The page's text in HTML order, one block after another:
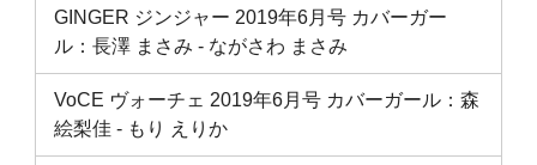
GINGER ジンジャー 2019年6月号 カバーガー
ル：長澤 まさみ ‐ ながさわ まさみ
VoCE ヴォーチェ 2019年6月号 カバーガール：森
絵梨佳 ‐ もり えりか